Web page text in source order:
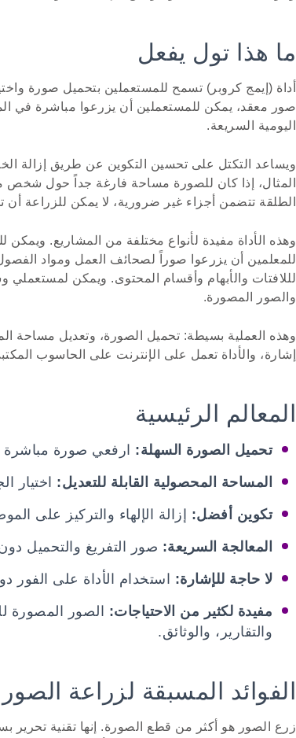
ما هذا تول يفعل
أداة (إيمج كروبر) تسمح للمستعملين بتحميل صورة
صور معقد، يمكن للمستعملين أن يزرعوا مباشرة في
اليومية السريعة.
ويساعد التكتل على تحسين التكوين عن طريق إزالة
المثال، إذا كان للصورة مساحة فارغة جداً حول شخص
الطلقة تتضمن أجزاء غير ضرورية، لا يمكن للزراعة أن
وهذه الأداة مفيدة لأنواع مختلفة من المشاريع.
للمعلمين أن يزرعوا صوراً لصحائف العمل ومواد
لللافتات والأبهام وأقسام المحتوى. ويمكن
والصور المصورة.
وهذه العملية بسيطة: تحميل الصورة، وتعديل مساحة
إشارة، والأداة تعمل على الإنترنت على الحاسوب
المعالم الرئيسية
تحميل الصورة السهلة: ارفعي صورة مباشرة
المساحة المحصولية القابلة للتعديل: اختيار
تكوين أفضل: إزالة الإلهاء والتركيز على
المعالجة السريعة: صور التفريغ والتحميل
لا حاجة للإشارة: استخدام الأداة على
مفيدة لكثير من الاحتياجات: الصور المصورة
والتقارير، والوثائق.
الفوائد المسبقة لزراعة الصور
زرع الصور هو أكثر من قطع الصورة. إنها تقنية